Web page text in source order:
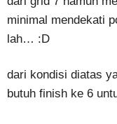
minimal mendekati
lah… :D
dari kondisi diatas
butuh finish ke 6